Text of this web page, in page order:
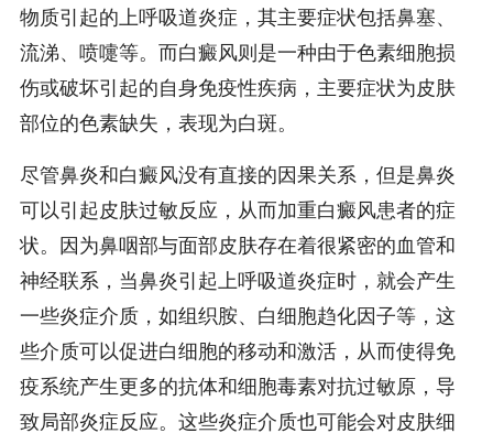
物质引起的上呼吸道炎症，其主要症状包括鼻塞、
流涕、喷嚏等。而白癜风则是一种由于色素细胞损
伤或破坏引起的自身免疫性疾病，主要症状为皮肤
部位的色素缺失，表现为白斑。
尽管鼻炎和白癜风没有直接的因果关系，但是鼻炎
可以引起皮肤过敏反应，从而加重白癜风患者的症
状。因为鼻咽部与面部皮肤存在着很紧密的血管和
神经联系，当鼻炎引起上呼吸道炎症时，就会产生
一些炎症介质，如组织胺、白细胞趋化因子等，这
些介质可以促进白细胞的移动和激活，从而使得免
疫系统产生更多的抗体和细胞毒素对抗过敏原，导
致局部炎症反应。这些炎症介质也可能会对皮肤细